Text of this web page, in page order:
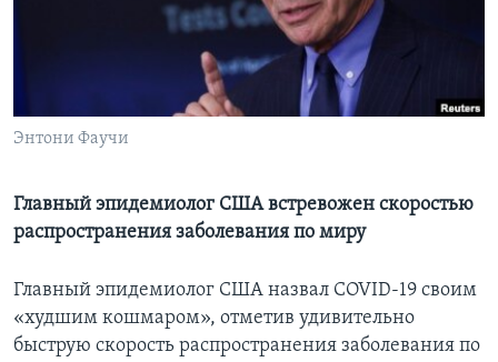
Языки
Энтони Фаучи
Главный эпидемиолог США встревожен скоростью
распространения заболевания по миру
Главный эпидемиолог США назвал COVID-19 своим
«худшим кошмаром», отметив удивительно
быструю скорость распространения заболевания по